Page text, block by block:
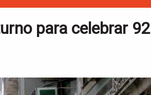
para celebrar 92